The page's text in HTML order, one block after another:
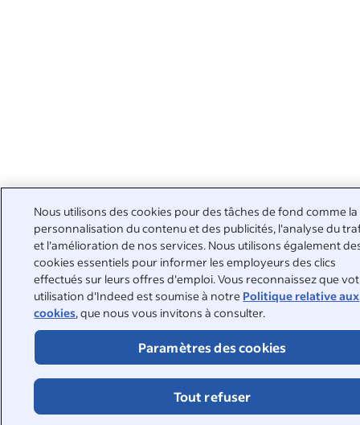
Nous utilisons des cookies pour des tâches de fond comme la
personnalisation du contenu et des publicités, l'analyse du
et l'amélioration de nos services. Nous utilisons également
cookies essentiels pour informer les employeurs des clics
effectués sur leurs offres d'emploi. Vous reconnaissez que
utilisation d'Indeed est soumise à notre Politique relative aux
cookies, que nous vous invitons à consulter.
Paramètres des cookies
Tout refuser